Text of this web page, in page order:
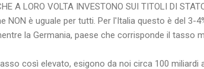
A LORO VOLTA INVESTONO SUI TITOLI DI
NON è uguale per tutti. Per l'Italia questo è del 3-
la Germania, paese che corrisponde il tasso
così elevato, esigono da noi circa 100 miliardi